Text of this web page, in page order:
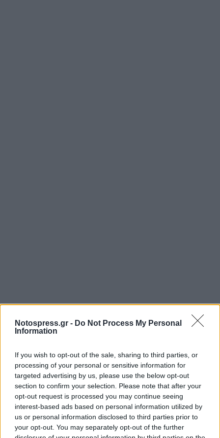
Notospress.gr - Do Not Process My Personal
Information
If you wish to opt-out of the sale, sharing to third parties, or
processing of your personal or sensitive information for
targeted advertising by us, please use the below opt-out
section to confirm your selection. Please note that after your
opt-out request is processed you may continue seeing
interest-based ads based on personal information utilized by
us or personal information disclosed to third parties prior to
your opt-out. You may separately opt-out of the further
Σχετικά Άρθρα